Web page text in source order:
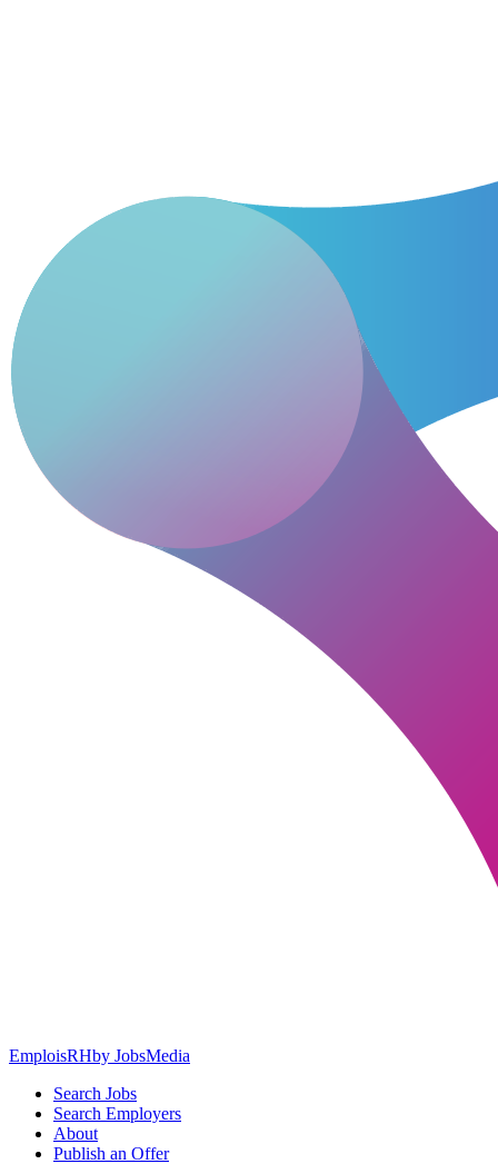
EmploisRHby JobsMedia
Search Jobs
Search Employers
About
Publish an Offer